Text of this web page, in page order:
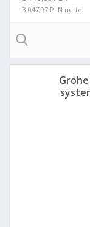
3 047,97 PLN netto